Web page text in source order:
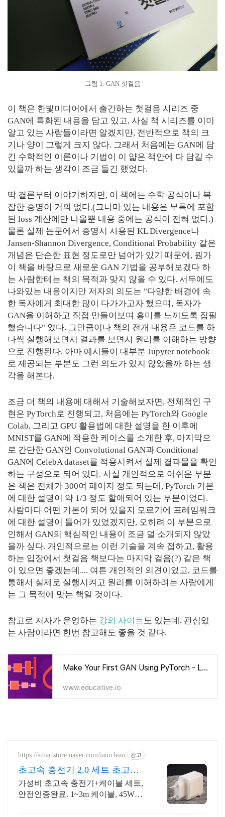
그림 1. GAN 첫걸음
이 책은 한빛미디어에서 출간하는 첫걸음 시리즈 중
GAN에 특화된 내용을 담고 있고, 사실 책 시리즈를 이미
알고 있는 사람들이라면 알겠지만, 전반적으로 책의 크
기나 양이 그렇게 크지 않다. 그래서 처음에는 GAN에 담
긴 수학적인 이론이나 기법이 이 얇은 책안에 다 담길 수
있을까 하는 생각이 조금 들긴 했었다.
딱 결론부터 이야기하자면, 이 책에는 수학 공식이나 복
잡한 증명이 거의 없다.(그나마 있는 내용은 부록에 포함
된 loss 계산에만 나올뿐 내용 중에는 공식이 전혀 없다.)
물론 실제 논문에서 증명시 사용된 KL Divergence나
Jansen-Shannon Divergence, Conditional Probability 같은
개념은 단순한 표현 정도로만 넘어가 있기 때문에, 뭔가
이 책을 바탕으로 새로운 GAN 기법을 공부해보겠다 하
는 사람한테는 책의 목적과 맞지 않을 수 있다. 서두에도
나와있는 내용이지만 저자의 의도는 "다양한 배경에 속
한 독자에게 최대한 많이 다가가고자 했으며, 독자가
GAN을 이해하고 직접 만들어보며 흥미를 느끼도록 집필
했습니다" 였다. 그만큼이나 책의 전개 내용은 코드를 하
나씩 실행해보면서 결과를 보면서 원리를 이해하는 방향
으로 진행된다. 아마 예시들이 대부분 Jupyter notebook
로 제공되는 부분도 그런 의도가 있지 않았을까 하는 생
각을 해본다.
조금 더 책의 내용에 대해서 기술해보자면, 전체적인 구
현은 PyTorch로 진행되고, 처음에는 PyTorch와 Google
Colab, 그리고 GPU 활용법에 대한 설명을 한 이후에
MNIST를 GAN에 적용한 케이스를 소개한 후, 마지막으
로 간단한 GAN인 Convolutional GAN과 Conditional
GAN에 CelebA dataset를 적용시켜서 실제 결과물을 확인
하는 구성으로 되어 있다. 사실 개인적으로 아쉬운 부분
은 책은 전체가 300여 페이지 정도 되는데, PyTorch 기본
에 대한 설명이 약 1/3 정도 할애되어 있는 부분이었다.
사람마다 어떤 기본이 되어 있을지 모르기에 프레임워크
에 대한 설명이 들어가 있었겠지만, 오히려 이 부분으로
인해서 GAN의 핵심적인 내용이 조금 덜 소개되지 않았
을까 싶다. 개인적으로는 이런 기술을 계속 접하고, 활용
하는 입장에서 첫걸음 책보다는 마지막 걸음(?) 같은 책
이 있으면 좋겠는데.... 여튼 개인적인 의견이었고, 코드를
통해서 실제로 실행시켜고 원리를 이해하려는 사람에게
는 그 목적에 맞는 책일 것이다.
참고로 저자가 운영하는 강의 사이트도 있는데, 관심있
는 사람이라면 한번 참고해도 좋을 것 같다.
Make Your First GAN Using PyTorch - Learn Interactively
www.educative.io
https://smartstore.naver.com/iamclean 광고
초고속 충전기 2.0 세트 초고속
케이블 무료 증정
가성비 초고속 충전기+케이블 세트,
안전인증완료. 1~3m 케이블, 45W충